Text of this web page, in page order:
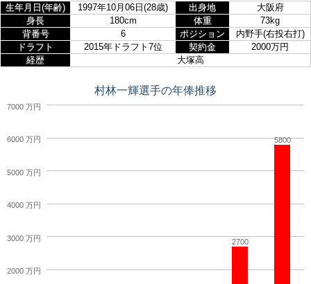
生年月日(年齢) 1997年10月06日(28歳) 出身地
大阪府
身長
180cm 体重
73kg
背番号
6 ポジション
内野手(右投右打)
ドラフト
2015年ドラフト7位 契約金
2000万円
経歴
大塚高
村林一輝選手の年俸推移
2700
5800
2000 万円
3000 万円
4000 万円
5000 万円
6000 万円
7000 万円